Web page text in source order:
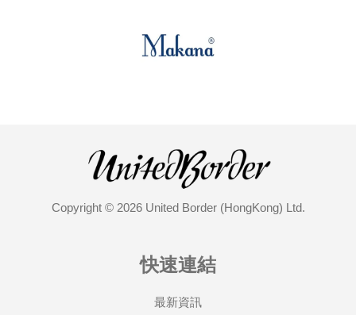
Copyright © 2026 United Border (HongKong) Ltd.
快速連結
最新資訊